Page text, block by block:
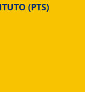
(PTS)